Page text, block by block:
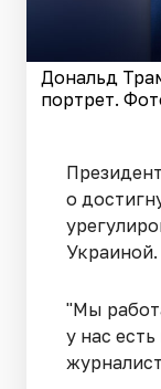
Дональд
портрет.
о
Украиной.
"Мы
у нас